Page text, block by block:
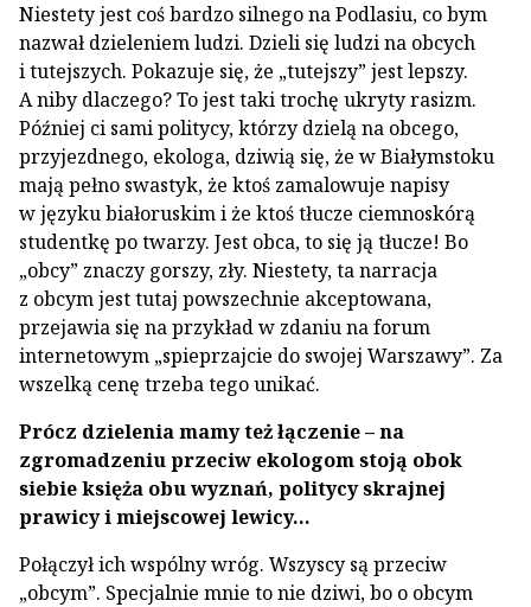
Niestety jest coś bardzo silnego na Podlasiu, co bym
nazwał dzieleniem ludzi. Dzieli się ludzi na obcych
i tutejszych. Pokazuje się, że „tutejszy” jest lepszy.
A niby dlaczego? To jest taki trochę ukryty rasizm.
Później ci sami politycy, którzy dzielą na obcego,
przyjezdnego, ekologa, dziwią się, że w Białymstoku
mają pełno swastyk, że ktoś zamalowuje napisy
w języku białoruskim i że ktoś tłucze ciemnoskórą
studentkę po twarzy. Jest obca, to się ją tłucze! Bo
„obcy” znaczy gorszy, zły. Niestety, ta narracja
z obcym jest tutaj powszechnie akceptowana,
przejawia się na przykład w zdaniu na forum
internetowym „spieprzajcie do swojej Warszawy”. Za
wszelką cenę trzeba tego unikać.
Prócz dzielenia mamy też łączenie – na
zgromadzeniu przeciw ekologom stoją obok
siebie księża obu wyznań, politycy skrajnej
prawicy i miejscowej lewicy…
Połączył ich wspólny wróg. Wszyscy są przeciw
„obcym”. Specjalnie mnie to nie dziwi, bo o obcym